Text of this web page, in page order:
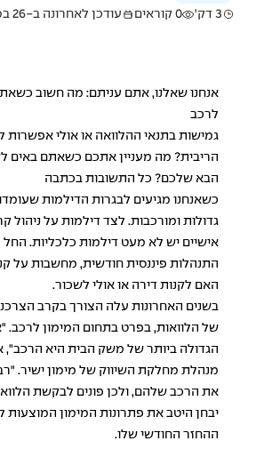
3 דק'
0 קוראים עודכן לאחרונה ב-26 במרץ 2025
אנחנו שאלנו, אתם עניתם: מה חשוב
לרכב
גמישות בתנאי ההלוואה או אולי אפשרות
הריבית? מה מעניין אתכם כשאתם באים
הבא שלכם? כל התשובות בכתבה
כשאנחנו מגיעים לבגרות הדילמות
גדולות ומורכבות. לצד דילמות על ניהול
אישיים יש לא מעט דילמות כלכליות.
התנהלות פיננסית חודשית, מחשבות על
האם לקנות דירה או אולי לשכור.
בשנים האחרונות עלה הצורך בקרב
של הלוואות, בפרט בתחום המימון לרכב.
הגדולה ביותר של משק הבית היא הרכב",
מנהלת מחלקת השיווק של מימון ישיר.
את הרכב שלהם, ולכן פונים לבקשת
יבחן היטב את פתרונות המימון המוצעות
ההחזר החודשי שלו.